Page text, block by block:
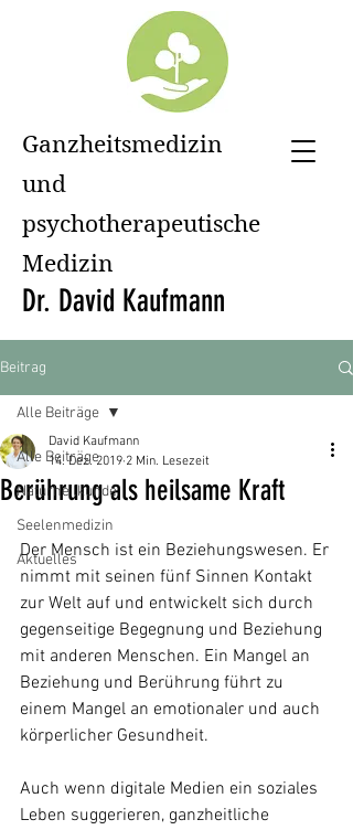
Ganzheitsmedizin
und
psychotherapeutische
Medizin
Dr. David Kaufmann
Beitrag
Alle Beiträge
Naturheilkunde
Seelenmedizin
Aktuelles
Alle Beiträge
Berührung als heilsame Kraft
David Kaufmann
14. Dez. 2019 2 Min. Lesezeit
Der Mensch ist ein Beziehungswesen. Er
nimmt mit seinen fünf Sinnen Kontakt
zur Welt auf und entwickelt sich durch
gegenseitige Begegnung und Beziehung
mit anderen Menschen. Ein Mangel an
Beziehung und Berührung führt zu
einem Mangel an emotionaler und auch
körperlicher Gesundheit.
Auch wenn digitale Medien ein soziales
Leben suggerieren, ganzheitliche